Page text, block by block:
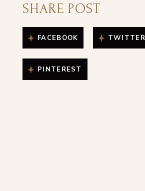
SHARE POST
FACEBOOK
PINTEREST
TWITTER